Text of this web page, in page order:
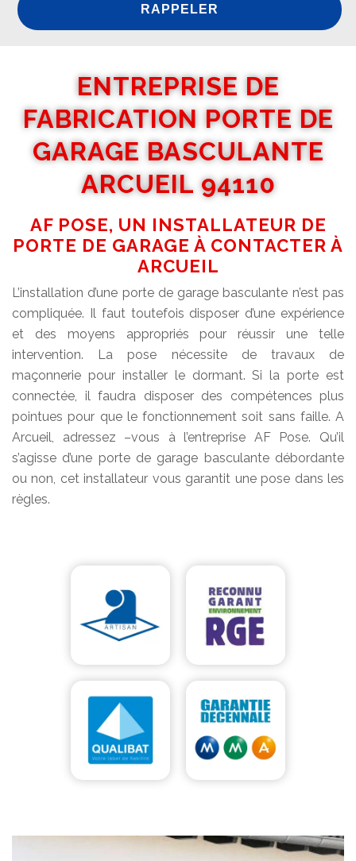
ENTREPRISE DE
FABRICATION PORTE DE
GARAGE BASCULANTE
ARCUEIL 94110
AF POSE, UN INSTALLATEUR DE
PORTE DE GARAGE À CONTACTER À
ARCUEIL
L’installation d’une porte de garage basculante n’est pas
compliquée. Il faut toutefois disposer d’une expérience
et des moyens appropriés pour réussir une telle
intervention. La pose nécessite de travaux de
maçonnerie pour installer le dormant. Si la porte est
connectée, il faudra disposer des compétences plus
pointues pour que le fonctionnement soit sans faille. A
Arcueil, adressez –vous à l’entreprise AF Pose. Qu’il
s’agisse d’une porte de garage basculante débordante
ou non, cet installateur vous garantit une pose dans les
règles.